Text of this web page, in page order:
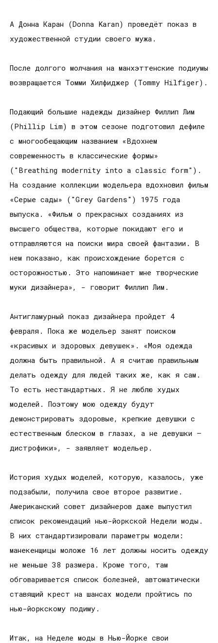
А Донна Каран (Donna Karan) проведёт показ в
художественной студии своего мужа.
После долгого молчания на манхэттенские подиумы
возвращается Томми Хилфиджер (Tommy Hilfiger).
Подающий большие надежды дизайнер Филлип Лим
(Phillip Lim) в этом сезоне подготовил дефиле
с многообещающим названием «Вдохнем
современность в классические формы»
("Breathing modernity into a classic form").
На создание коллекции модельера вдохновил фильм
«Серые сады» ("Grey Gardens") 1975 года
выпуска. «Фильм о прекрасных созданиях из
высшего общества, которые покидают его и
отправляются на поиски мира своей фантазии. В
нем показано, как происхождение борется с
осторожностью. Это напоминает мне творческие
муки дизайнера», - говорит Филлип Лим.
Антигламурный показ дизайнера пройдет 4
февраля. Пока же модельер занят поиском
«красивых и здоровых девушек». «Моя одежда
должна быть правильной. А я считаю правильным
делать одежду для людей таких же, как я сам.
То есть нестандартных. Я не люблю худых
моделей. Поэтому мою одежду будут
демонстрировать здоровые, крепкие девушки с
естественным блеском в глазах, а не девушки –
дистрофики», - заявляет модельер.
История худых моделей, которую, казалось, уже
подзабыли, получила свое второе развитие.
Американский совет дизайнеров даже выпустил
список рекомендаций нью-йоркской Недели моды.
В них стандартизировали параметры модели:
манекенщицы моложе 16 лет должны носить одежду
не меньше 38 размера. Кроме того, там
обговаривается список болезней, автоматически
ставящий крест на шансах модели пройтись по
нью-йоркскому подиму.
Итак, на Неделе моды в Нью-Йорке свои